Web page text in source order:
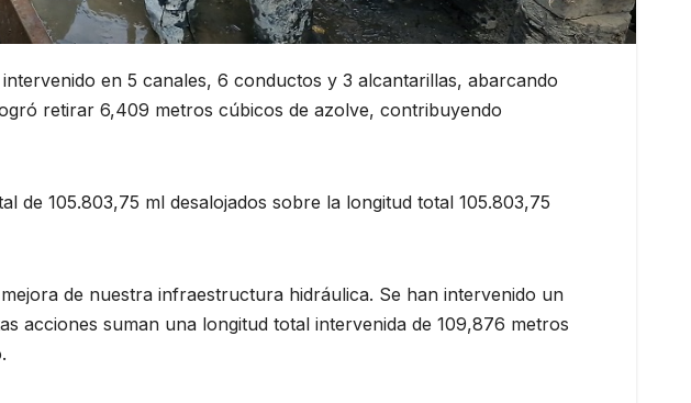
en 5 canales, 6 conductos y 3 alcantarillas, abarcando
retirar 6,409 metros cúbicos de azolve, contribuyendo
105.803,75 ml desalojados sobre la longitud total 105.803,75
de nuestra infraestructura hidráulica. Se han intervenido un
acciones suman una longitud total intervenida de 109,876 metros